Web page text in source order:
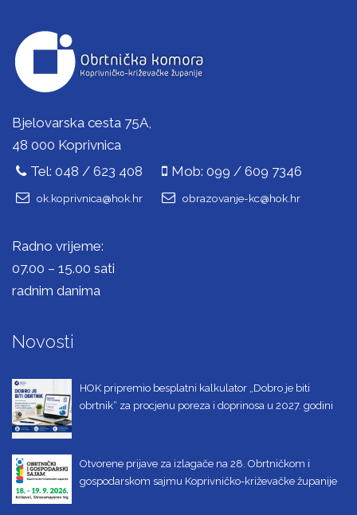
Bjelovarska cesta 75A,
48 000 Koprivnica
Tel: 048 / 623 408
Mob: 099 / 609 7346
ok.koprivnica@hok.hr obrazovanje-kc@hok.hr
Radno vrijeme:
07.00 – 15.00 sati
radnim danima
Novosti
HOK pripremio besplatni kalkulator „Dobro je biti
obrtnik“ za procjenu poreza i doprinosa u 2027. godini
Otvorene prijave za izlagače na 28. Obrtničkom i
gospodarskom sajmu Koprivničko-križevačke županije